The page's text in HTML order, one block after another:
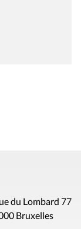
du Lombard 77
Bruxelles